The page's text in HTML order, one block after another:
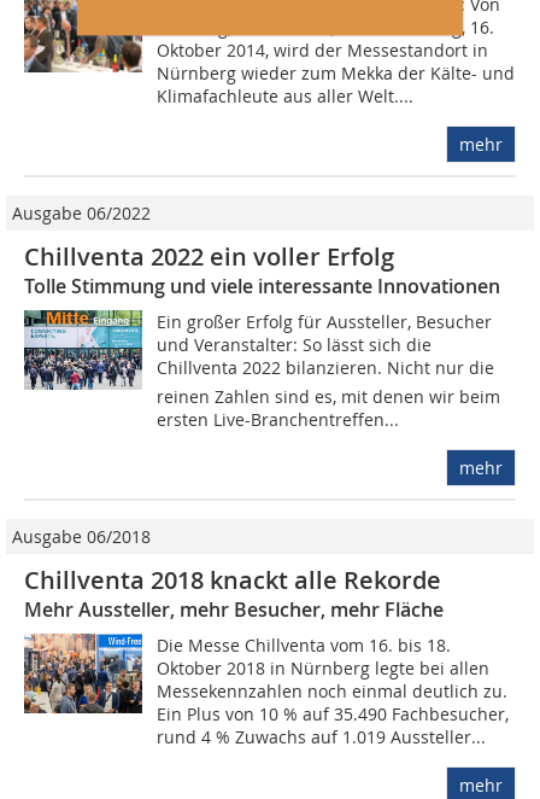
Noch zwei Monate, dann ist es soweit: Von
Dienstag, 14. Oktober, bis Donnerstag, 16.
Oktober 2014, wird der Messestandort in
Nürnberg wieder zum Mekka der Kälte- und
Klimafachleute aus aller Welt....
mehr
Ausgabe 06/2022
Chillventa 2022 ein voller Erfolg
Tolle Stimmung und viele interessante Innovationen
Ein großer Erfolg für Aussteller, Besucher
und Veranstalter: So lässt sich die
Chillventa 2022 bilanzieren. Nicht nur die
reinen Zahlen sind es, mit denen wir beim
ersten Live-Branchentreffen...
mehr
Ausgabe 06/2018
Chillventa 2018 knackt alle Rekorde
Mehr Aussteller, mehr Besucher, mehr Fläche
Die Messe Chillventa vom 16. bis 18.
Oktober 2018 in Nürnberg legte bei allen
Messekennzahlen noch einmal deutlich zu.
Ein Plus von 10 % auf 35.490 Fachbesucher,
rund 4 % Zuwachs auf 1.019 Aussteller...
mehr